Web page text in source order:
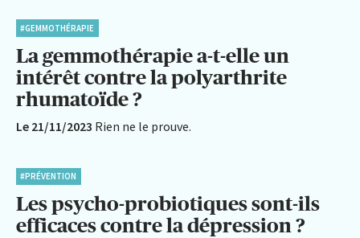
#GEMMOTHÉRAPIE
La gemmothérapie a-t-elle un
intérêt contre la polyarthrite
rhumatoïde ?
Le 21/11/2023 Rien ne le prouve.
#PRÉVENTION
Les psycho-probiotiques sont-ils
efficaces contre la dépression ?